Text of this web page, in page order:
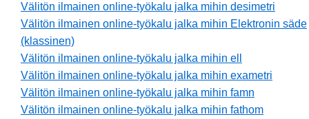
Välitön ilmainen online-työkalu jalka mihin desimetri
Välitön ilmainen online-työkalu jalka mihin Elektronin säde
(klassinen)
Välitön ilmainen online-työkalu jalka mihin ell
Välitön ilmainen online-työkalu jalka mihin exametri
Välitön ilmainen online-työkalu jalka mihin famn
Välitön ilmainen online-työkalu jalka mihin fathom